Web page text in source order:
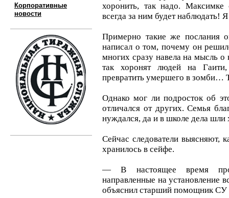
Корпоративные
новости
хоронить, так надо.
всегда за ним будет
Примерно такие же послания
написал о том, почему он
многих сразу навела на мысль
так хоронят людей на
превратить умершего в зомби…
Однако мог ли подросток об
отличался от других. Семья
нуждался, да и в школе дела
Сейчас следователи выясняют,
хранилось в сейфе.
— В настоящее время
направленные на установление
объяснил старший помощник